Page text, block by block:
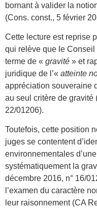
bornant à valider la
(Cons. const., 5 février
Cette lecture est reprise
qui relève que le
terme de « gravité » et
juridique de l’« atteinte
appréciation souveraine
au seul critère de gravité
22/01206).
Toutefois, cette position
juges se contentent
environnementales
systématiquement la
décembre 2016, n° 16/
l’examen du caractère
leur raisonnement (CA